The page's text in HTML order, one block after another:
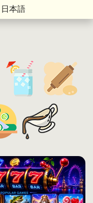
日本語